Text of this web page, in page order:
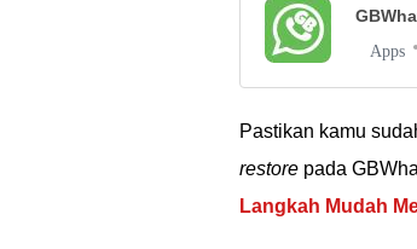
Apps
Pastikan kamu
restore pada
Langkah Mudah